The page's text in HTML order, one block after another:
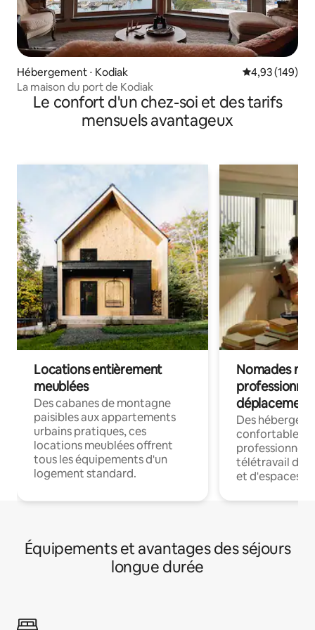
Hébergement ⋅ Kodiak Évaluation
4,93 (149)
La maison du port de Kodiak
Le confort d'un chez-soi et des tarifs
mensuels avantageux
Locations entièrement
meublées
Des cabanes de montagne
paisibles aux appartements
urbains pratiques, ces
locations meublées offrent
tous les équipements d'un
logement standard.
Nomades
déplacement
Des
confortables
professionnels
télétravail
et d'espaces
Équipements et avantages des séjours
longue durée